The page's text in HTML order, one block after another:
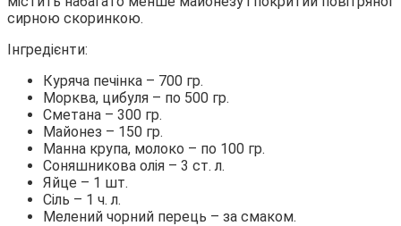
сирною скоринкою.
Інгредієнти:
Куряча печінка – 700 гр.
Морква, цибуля – по 500 гр.
Сметана – 300 гр.
Майонез – 150 гр.
Манна крупа, молоко – по 100 гр.
Соняшникова олія – 3 ст. л.
Яйце – 1 шт.
Сіль – 1 ч. л.
Мелений чорний перець – за смаком.